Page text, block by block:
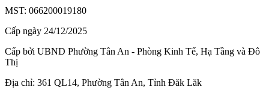
MST: 066200019180
Cấp ngày 24/12/2025
Cấp bởi UBND Phường Tân An - Phòng Kinh Tế, Hạ Tầng và Đô
Thị
Địa chỉ: 361 QL14, Phường Tân An, Tỉnh Đăk Lăk